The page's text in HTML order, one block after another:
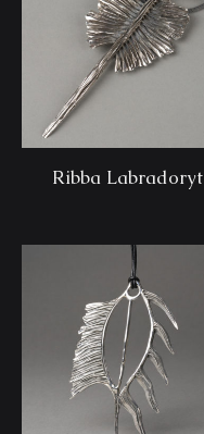
Ribba Labradoryt